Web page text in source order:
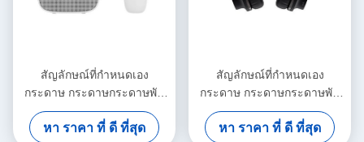
สัญลักษณ์ที่กําหนดเอง
กระดาษ กระดาษกระดาษพับ
ขาว / ดํา / ทองแดง กล่องของ
ขวัญแม่เหล็กหรู
หา ราคา ที่ ดี ที่สุด
สัญลักษณ์ที่กําหนดเอง
กระดาษ กระดาษกระดาษพับ
ขาว / ดํา / ทองแดง กล่องของ
ขวัญแม่เหล็กหรู
หา ราคา ที่ ดี ที่สุด